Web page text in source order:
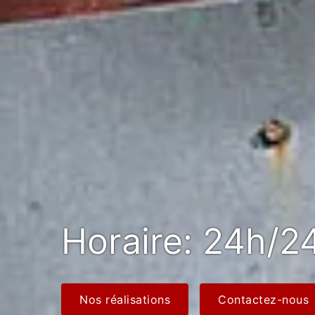
Horaire: 24h/
Nos réalisations Contactez-nous